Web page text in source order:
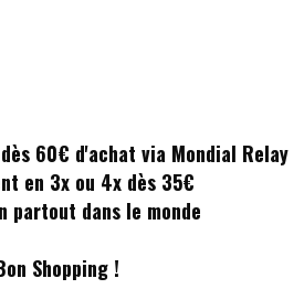
60€ d'achat via Mondial Relay
en 3x ou 4x dès 35€
partout dans le monde
Shopping !